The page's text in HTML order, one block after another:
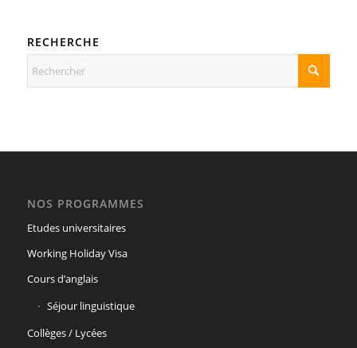
RECHERCHE
NOS PROGRAMMES
Etudes universitaires
Working Holiday Visa
Cours d’anglais
Séjour linguistique
Collèges / Lycées